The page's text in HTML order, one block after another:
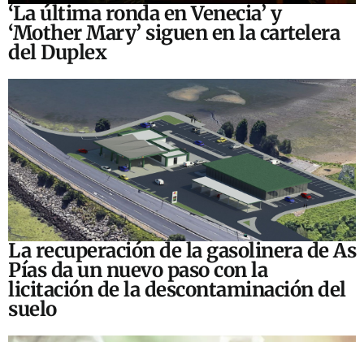
‘La última ronda en Venecia’ y
‘Mother Mary’ siguen en la cartelera
del Duplex
La recuperación de la gasolinera de As
Pías da un nuevo paso con la
licitación de la descontaminación del
suelo